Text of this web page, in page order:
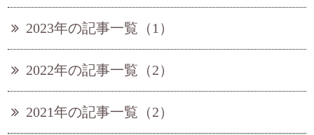
2023年の記事一覧（1）
2022年の記事一覧（2）
2021年の記事一覧（2）